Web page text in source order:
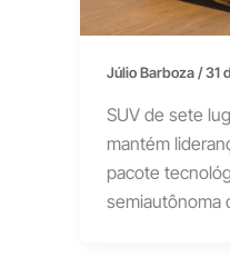
Júlio Barboza/31
SUV de sete
mantém
pacote
semiautônoma